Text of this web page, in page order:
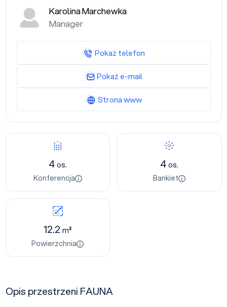
4os.
Konferencja
4os.
Bankiet
12.2m²
Powierzchnia
Opis przestrzeni FAUNA
Karolina Marchewka
Manager
Pokaż telefon
Pokaż e-mail
Strona www